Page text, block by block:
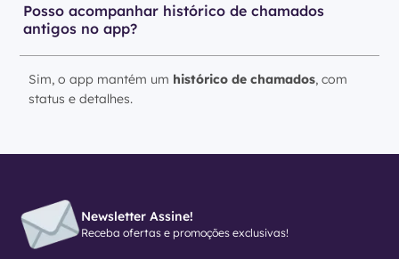
Posso acompanhar histórico de chamados
antigos no app?
Sim, o app mantém um histórico de chamados, com
status e detalhes.
Newsletter Assine!
Receba ofertas e promoções exclusivas!